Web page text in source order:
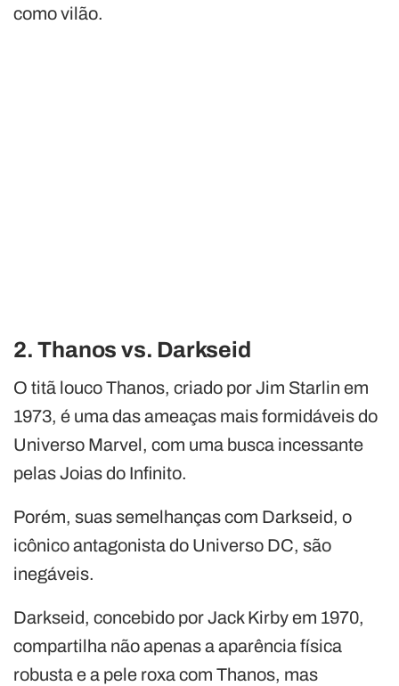
como vilão.
2. Thanos vs. Darkseid
O titã louco Thanos, criado por Jim Starlin em
1973, é uma das ameaças mais formidáveis do
Universo Marvel, com uma busca incessante
pelas Joias do Infinito.
Porém, suas semelhanças com Darkseid, o
icônico antagonista do Universo DC, são
inegáveis.
Darkseid, concebido por Jack Kirby em 1970,
compartilha não apenas a aparência física
robusta e a pele roxa com Thanos, mas